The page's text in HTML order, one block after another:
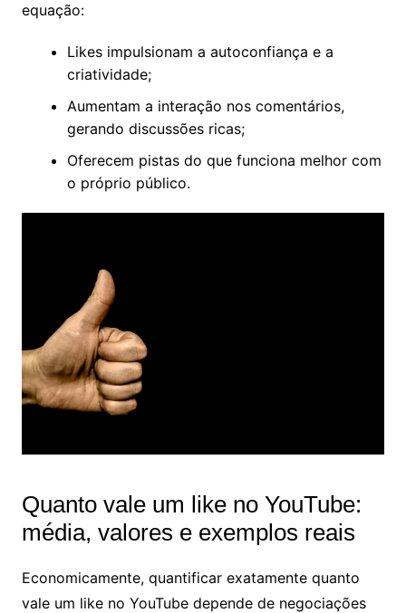
equação:
Likes impulsionam a autoconfiança e a
criatividade;
Aumentam a interação nos comentários,
gerando discussões ricas;
Oferecem pistas do que funciona melhor com
o próprio público.
Quanto vale um like no YouTube:
média, valores e exemplos reais
Economicamente, quantificar exatamente quanto
vale um like no YouTube depende de negociações